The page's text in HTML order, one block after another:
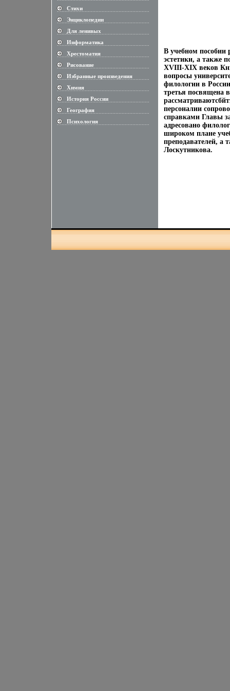
Стихи
............................................................
Энциклопедии
............................................................
Для ленивых
............................................................
Информатика
............................................................
Хрестоматия
............................................................
Рисование
............................................................
Избранные произведения
............................................................
Химия
............................................................
История России
............................................................
География
............................................................
Психология
............................................................
В учебном пособии
эстетики, а также
XVIII-XIX веков
вопросы
филологии в
третья посвящена
персоналии
справками Главы
адресовано
широком плане
преподавателей, а
Лоскутникова.